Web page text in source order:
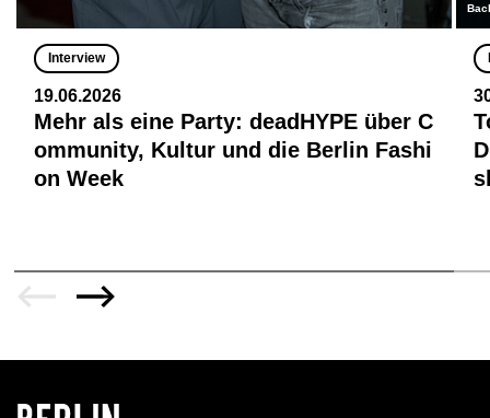
Interview
19.06.2026
Mehr als eine Party: deadHYPE über C
ommunity, Kultur und die Berlin Fashi
on Week